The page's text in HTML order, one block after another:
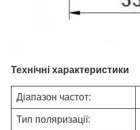
Технічні характеристики
Діапазон частот:
Тип поляризації: